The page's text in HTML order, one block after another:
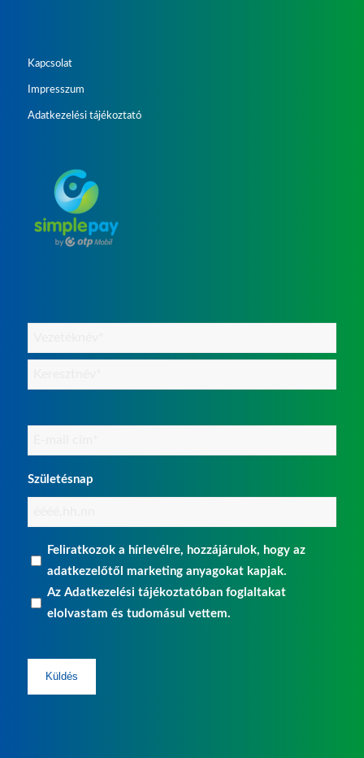
Kapcsolat
Impresszum
Adatkezelési tájékoztató
(Kötelező)
(Kötelező)
Születésnap
Adatkezelési
hozzájárulás
(Kötelező)
Feliratkozok a hírlevélre, hozzájárulok, hogy az
adatkezelőtől marketing anyagokat kapjak.
Az Adatkezelési tájékoztatóbanfoglaltakat
elolvastam és tudomásul vettem.